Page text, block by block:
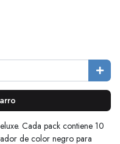
Cada pack contiene 10
de color negro para